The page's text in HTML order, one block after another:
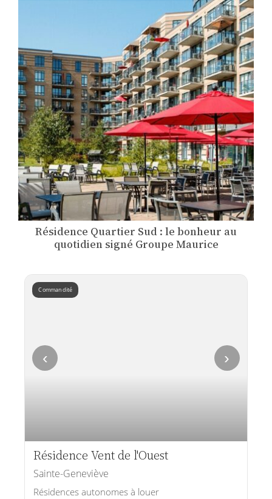
Résidence Quartier Sud : le bonheur au
quotidien signé Groupe Maurice
Commandité
‹ ›
Résidence Vent de l'Ouest
Sainte-Geneviève
Résidences autonomes à louer